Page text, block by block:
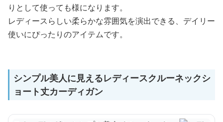
りとして使っても様になります。
レディースらしい柔らかな雰囲気を演出できる、デイリー
使いにぴったりのアイテムです。
シンプル美人に見えるレディースクルーネックシ
ョート丈カーディガン